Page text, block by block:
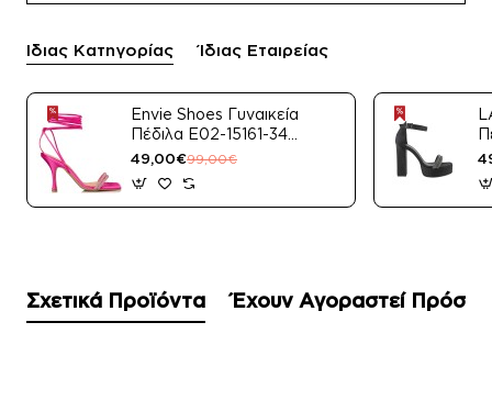
Ίδιας Κατηγορίας Ίδιας Εταιρείας
Envie Shoes Γυναικεία
Πέδιλα E02-15161-34
Μαύρο Satin
49,00€99,00€
Σχετικά Προϊόντα Έχουν Αγοραστεί